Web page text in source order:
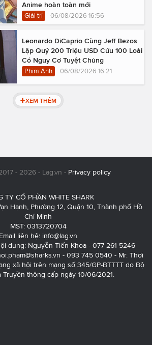
Anime hoàn toàn mới
Giải trí 06/08/2026 16:56
Leonardo DiCaprio Cùng Jeff Bezos
Lập Quỹ 200 Triệu USD Cứu 100 Loài
Có Nguy Cơ Tuyệt Chủng
Phim Ảnh 06/08/2026 16:21
XEM THÊM
- 2026 - Lag.vn - Privacy policy
TY CỔ PHẦN WHITE SHARK
Hạnh, Phường 12, Quận 10, Thành phố Hồ
Chí Minh
MST: 0313720704
Email liên hệ: info@lag.vn
dung: Nguyễn Tiến Khoa - 077 261 5246
- 093 745 0540 - Mr. Thơi
xã hội trên mạng số 345/GP-BTTTT do Bộ
Truyền thông cấp ngày 10/06/2021.